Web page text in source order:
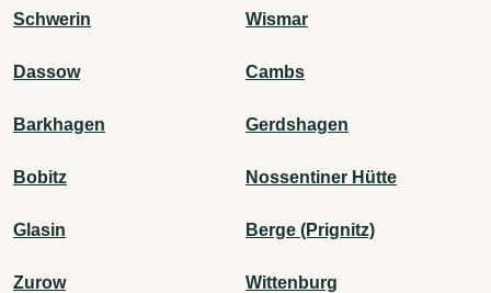
Schwerin Wismar
Dassow Cambs
Barkhagen Gerdshagen
Bobitz Nossentiner Hütte
Glasin Berge (Prignitz)
Zurow Wittenburg